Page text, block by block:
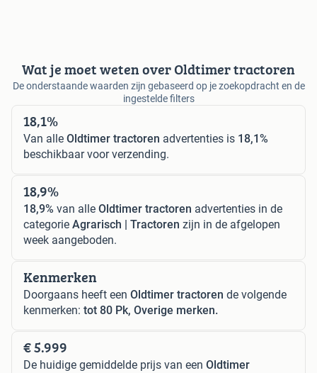
Wat je moet weten over Oldtimer tractoren
De onderstaande waarden zijn gebaseerd op je zoekopdracht en de
ingestelde filters
18,1%
Van alle Oldtimer tractoren advertenties is 18,1%
beschikbaar voor verzending.
18,9%
18,9% van alle Oldtimer tractoren advertenties in de
categorie Agrarisch | Tractoren zijn in de afgelopen
week aangeboden.
Kenmerken
Doorgaans heeft een Oldtimer tractoren de volgende
kenmerken: tot 80 Pk, Overige merken.
€ 5.999
De huidige gemiddelde prijs van een Oldtimer